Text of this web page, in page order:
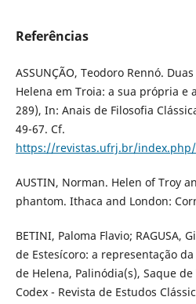
Referências
ASSUNÇÃO, Teodoro Rennó.
Helena em Troia: a sua própria e
289), In: Anais de Filosofia
49-67. Cf.
https://revistas.ufrj.br/index.php/
AUSTIN, Norman. Helen of Troy
phantom. Ithaca and London:
BETINI, Paloma Flavio; RAGUSA,
de Estesícoro: a representação
de Helena, Palinódia(s), Saque
Codex - Revista de Estudos